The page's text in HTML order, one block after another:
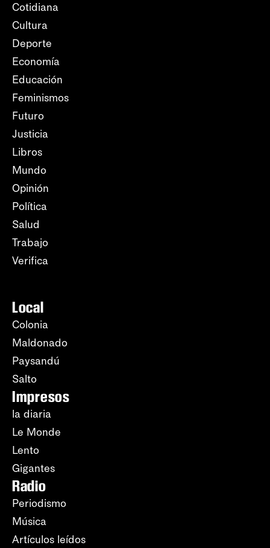
Cotidiana
Cultura
Deporte
Economía
Educación
Feminismos
Futuro
Justicia
Libros
Mundo
Opinión
Política
Salud
Trabajo
Verifica
Local
Colonia
Maldonado
Paysandú
Salto
Impresos
la diaria
Le Monde
Lento
Gigantes
Radio
Periodismo
Música
Artículos leídos